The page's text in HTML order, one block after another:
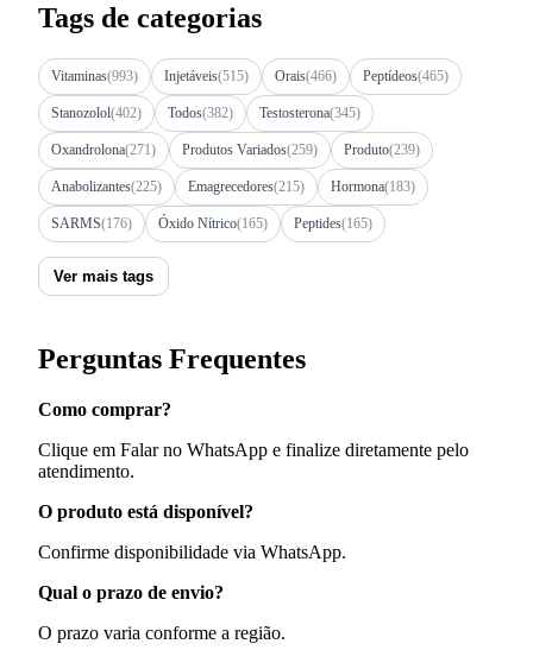
Tags de categorias
Vitaminas(993) Injetáveis(515) Orais(466) Peptídeos(465)
Stanozolol(402) Todos(382) Testosterona(345)
Oxandrolona(271) Produtos Variados(259) Produto(239)
Anabolizantes(225) Emagrecedores(215) Hormona(183)
SARMS(176) Óxido Nítrico(165) Peptides(165)
Ver mais tags
Perguntas Frequentes
Como comprar?
Clique em Falar no WhatsApp e finalize diretamente pelo
atendimento.
O produto está disponível?
Confirme disponibilidade via WhatsApp.
Qual o prazo de envio?
O prazo varia conforme a região.